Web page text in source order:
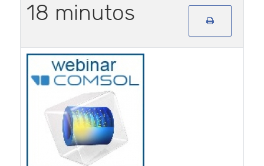
18 minutos